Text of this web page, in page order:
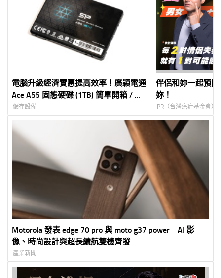
電腦升級經濟實惠提高效率！廣穎電通
Ace A55 固態硬碟 (1TB) 簡單開箱 / 測
速
儲存設備
伴侶和妳一起預
妳！
PR（台灣癌症基金會）
Motorola 發表 edge 70 pro 與 moto g37 power AI 影
像、時尚設計與超長續航雙機齊發
產業新聞